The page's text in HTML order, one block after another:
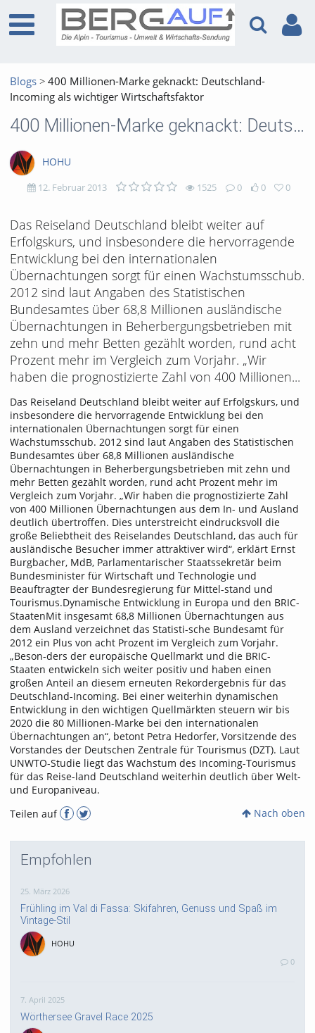
Blogs
400 Millionen-Marke geknackt: Deutschland-
Incoming als wichtiger Wirtschaftsfaktor
400 Millionen-Marke geknackt: Deutschland-Incoming als wichtiger Wirtschaftsfaktor
HOHU
12. Februar 2013 1525
1525
views
0
Kommentare
0
likes
0
favorites
Das Reiseland Deutschland bleibt weiter auf
Erfolgskurs, und insbesondere die hervorragende
Entwicklung bei den internationalen
Übernachtungen sorgt für einen Wachstumsschub.
2012 sind laut Angaben des Statistischen
Bundesamtes über 68,8 Millionen ausländische
Übernachtungen in Beherbergungsbetrieben mit
zehn und mehr Betten gezählt worden, rund acht
Prozent mehr im Vergleich zum Vorjahr. „Wir
haben die prognostizierte Zahl von 400 Millionen...
Das Reiseland Deutschland bleibt weiter auf Erfolgskurs, und
insbesondere die hervorragende Entwicklung bei den
internationalen Übernachtungen sorgt für einen
Wachstumsschub. 2012 sind laut Angaben des Statistischen
Bundesamtes über 68,8 Millionen ausländische
Übernachtungen in Beherbergungsbetrieben mit zehn und
mehr Betten gezählt worden, rund acht Prozent mehr im
Vergleich zum Vorjahr. „Wir haben die prognostizierte Zahl
von 400 Millionen Übernachtungen aus dem In- und Ausland
deutlich übertroffen. Dies unterstreicht eindrucksvoll die
große Beliebtheit des Reiselandes Deutschland, das auch für
ausländische Besucher immer attraktiver wird“, erklärt Ernst
Burgbacher, MdB, Parlamentarischer Staatssekretär beim
Bundesminister für Wirtschaft und Technologie und
Beauftragter der Bundesregierung für Mittel-stand und
Tourismus.Dynamische Entwicklung in Europa und den BRIC-
StaatenMit insgesamt 68,8 Millionen Übernachtungen aus
dem Ausland verzeichnet das Statisti-sche Bundesamt für
2012 ein Plus von acht Prozent im Vergleich zum Vorjahr.
„Beson-ders der europäische Quellmarkt und die BRIC-
Staaten entwickeln sich weiter positiv und haben einen
großen Anteil an diesem erneuten Rekordergebnis für das
Deutschland-Incoming. Bei einer weiterhin dynamischen
Entwicklung in den wichtigen Quellmärkten steuern wir bis
2020 die 80 Millionen-Marke bei den internationalen
Übernachtungen an“, betont Petra Hedorfer, Vorsitzende des
Vorstandes der Deutschen Zentrale für Tourismus (DZT). Laut
UNWTO-Studie liegt das Wachstum des Incoming-Tourismus
für das Reise-land Deutschland weiterhin deutlich über Welt-
und Europaniveau.
Teilen auf
Nach oben
Empfohlen
25. März 2026
Frühling im Val di Fassa: Skifahren, Genuss und Spaß im
Vintage-Stil
HOHU
0
7. April 2025
Wörthersee Gravel Race 2025